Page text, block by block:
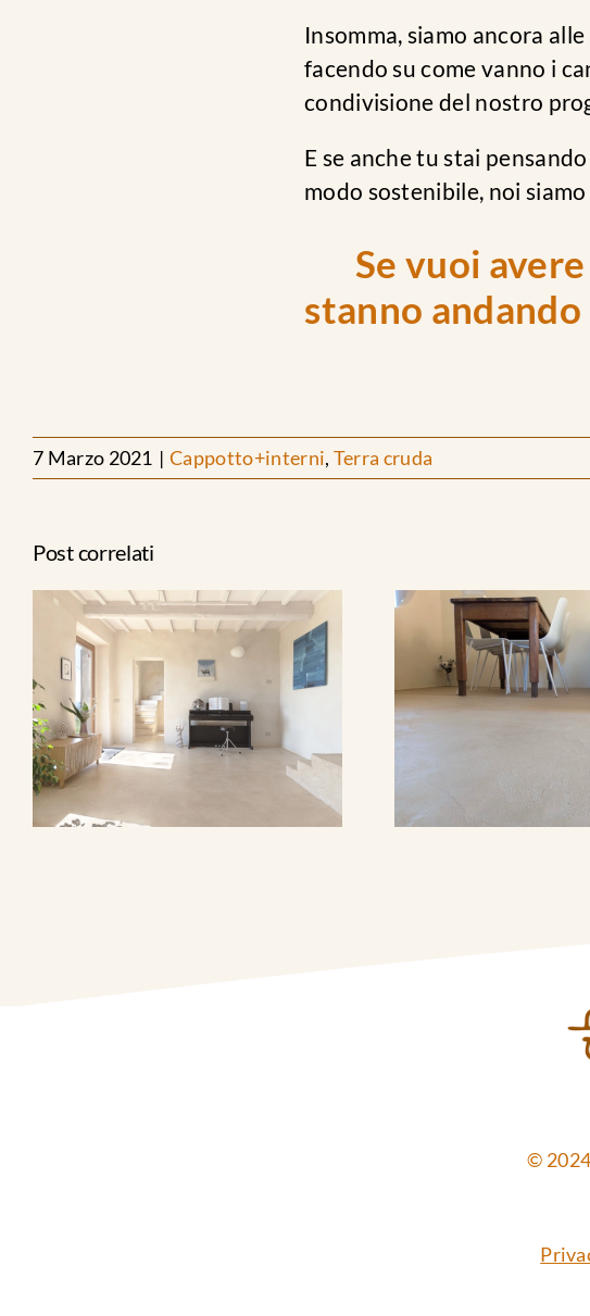
Insomma, siamo ancora
facendo su come vanno i
condivisione del nostro
E se anche tu stai
modo sostenibile, noi siamo
Se vuoi
stanno
7 Marzo 2021 | Cappotto+interni, Terra cruda
Post correlati
©